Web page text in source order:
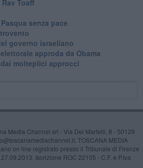
Toaff
senza pace
governo israeliano
approda da Obama
molteplici approcci
Media Channel srl - Via Dei Martelli, 8 - 50129
TOSCANA MEDIA
on line registrato presso il Tribunale di Firenze
Iscrizione ROC 22105 - C.F. e P.Iva